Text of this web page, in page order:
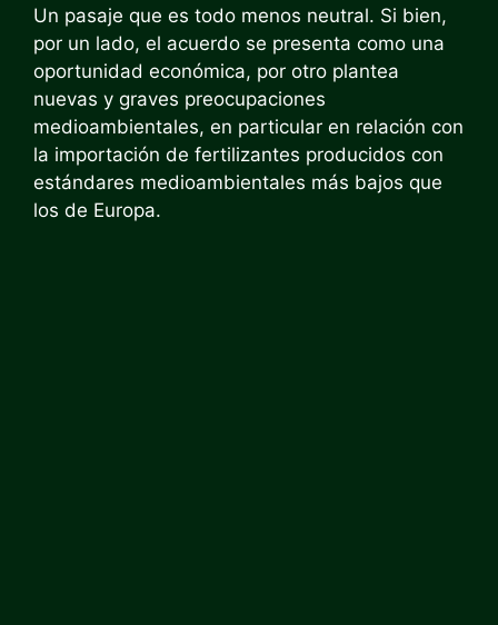
Un pasaje que es todo menos neutral. Si bien,
por un lado, el acuerdo se presenta como una
oportunidad económica, por otro plantea
nuevas y graves preocupaciones
medioambientales, en particular en relación con
la importación de fertilizantes producidos con
estándares medioambientales más bajos que
los de Europa.